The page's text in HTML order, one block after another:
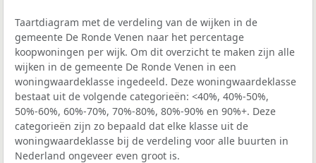
Taartdiagram met de verdeling van de wijken in de
gemeente De Ronde Venen naar het percentage
koopwoningen per wijk. Om dit overzicht te maken zijn alle
wijken in de gemeente De Ronde Venen in een
woningwaardeklasse ingedeeld. Deze woningwaardeklasse
bestaat uit de volgende categorieën: <40%, 40%-50%,
50%-60%, 60%-70%, 70%-80%, 80%-90% en 90%+. Deze
categorieën zijn zo bepaald dat elke klasse uit de
woningwaardeklasse bij de verdeling voor alle buurten in
Nederland ongeveer even groot is.